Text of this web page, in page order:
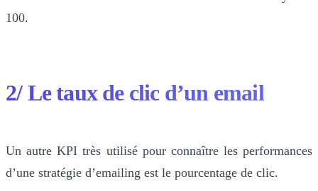
100.
2/ Le taux de clic d’un email
Un autre KPI très utilisé pour connaître les performances
d’une stratégie d’emailing est le pourcentage de clic.